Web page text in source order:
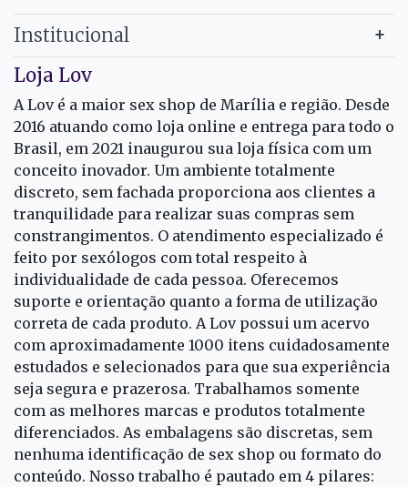
Institucional
Loja Lov
A Lov é a maior sex shop de Marília e região. Desde
2016 atuando como loja online e entrega para todo o
Brasil, em 2021 inaugurou sua loja física com um
conceito inovador. Um ambiente totalmente
discreto, sem fachada proporciona aos clientes a
tranquilidade para realizar suas compras sem
constrangimentos. O atendimento especializado é
feito por sexólogos com total respeito à
individualidade de cada pessoa. Oferecemos
suporte e orientação quanto a forma de utilização
correta de cada produto. A Lov possui um acervo
com aproximadamente 1000 itens cuidadosamente
estudados e selecionados para que sua experiência
seja segura e prazerosa. Trabalhamos somente
com as melhores marcas e produtos totalmente
diferenciados. As embalagens são discretas, sem
nenhuma identificação de sex shop ou formato do
conteúdo. Nosso trabalho é pautado em 4 pilares: